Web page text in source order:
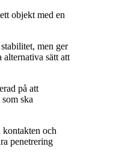
objekt med en
men ger
sätt att
på att
ska
och
penetrering